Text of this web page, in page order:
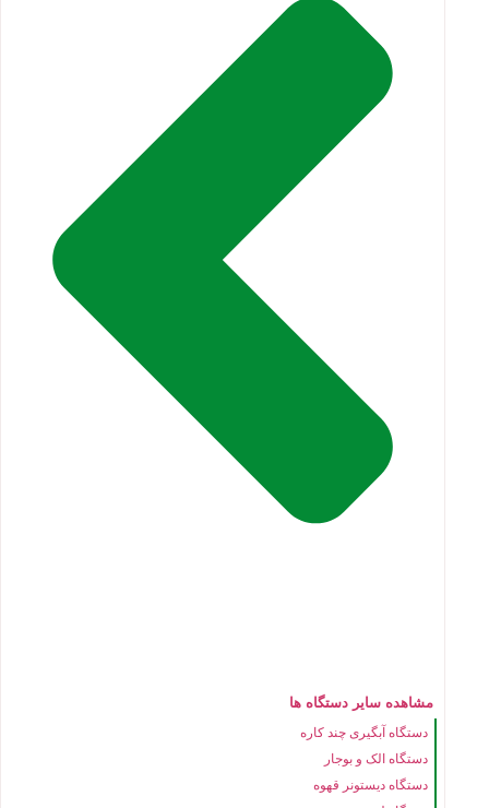
مشاهده سایر دستگاه ها
دستگاه آبگیری چند کاره
دستگاه الک و بوجار
دستگاه دیستونر قهوه